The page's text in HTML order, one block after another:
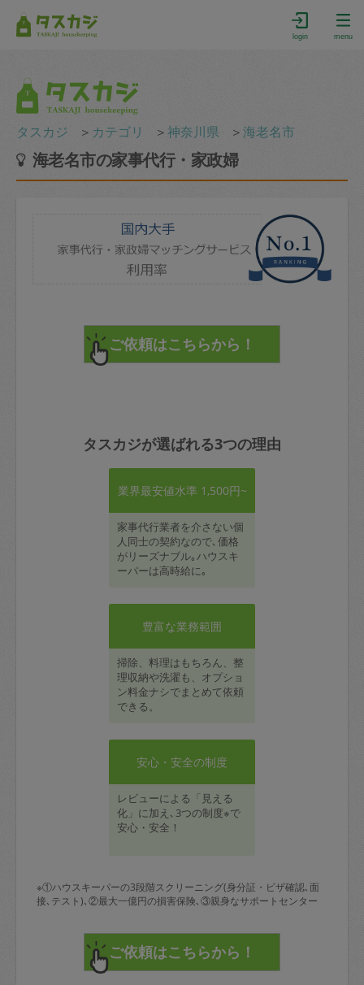
login menu
タスカジ ＞ カテゴリ ＞神奈川県 ＞海老名市
海老名市の家事代行・家政婦
タスカジが選ばれる3つの理由
業界最安値水準 1,500円~
家事代行業者を介さない個
人同士の契約なので､価格
がリーズナブル｡ハウスキ
ーパーは高時給に｡
豊富な業務範囲
掃除、料理はもちろん、整
理収納や洗濯も、オプショ
ン料金ナシでまとめて依頼
できる。
安心・安全の制度
レビューによる「見える
化」に加え､3つの制度※で
安心・安全！
※①ハウスキーパーの3段階スクリーニング(身分証・ビザ確認､面
接､テスト)､②最大一億円の損害保険､③親身なサポートセンター